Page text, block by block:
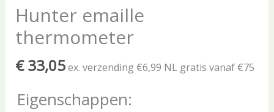
Hunter emaille
thermometer
€33,05ex. verzending €6,99 NL gratis vanaf €75
Eigenschappen: